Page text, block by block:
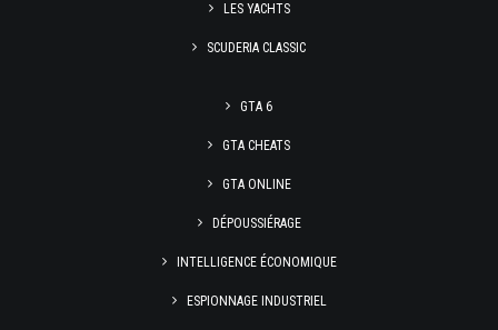
LES YACHTS
SCUDERIA CLASSIC
GTA 6
GTA CHEATS
GTA ONLINE
DÉPOUSSIÉRAGE
INTELLIGENCE ÉCONOMIQUE
ESPIONNAGE INDUSTRIEL